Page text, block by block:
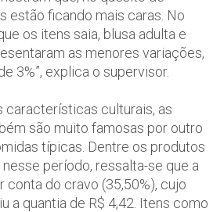
estão ficando mais caras. No
os itens saia, blusa adulta e
as menores variações,
3%”, explica o supervisor.
características culturais, as
são muito famosas por outro
típicas. Dentre os produtos
período, ressalta-se que a
conta do cravo (35,50%), cujo
a quantia de R$ 4,42. Itens como